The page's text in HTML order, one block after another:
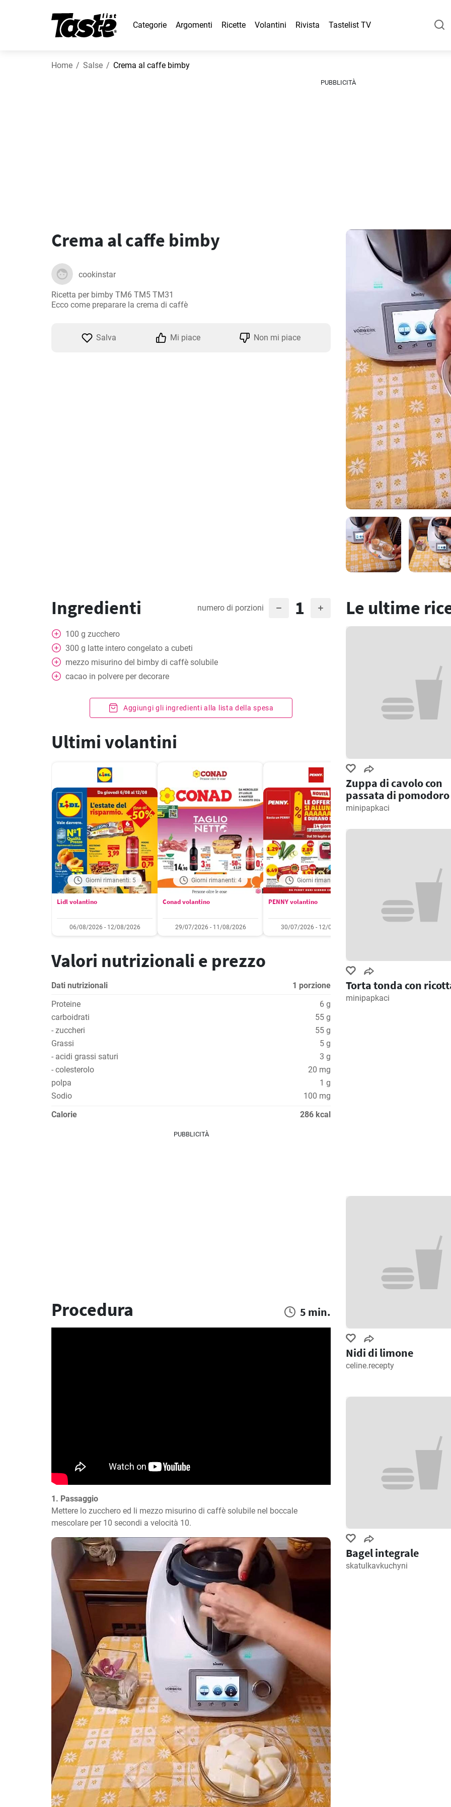
Categorie Argomenti Ricette Volantini Rivista Tastelist TV
Home Salse Crema al caffe bimby
PUBBLICITÀ
Crema al caffe bimby
cookinstar
Ricetta per bimby TM6 TM5 TM31
Ecco come preparare la crema di caffè
Salva Mi piace Non mi piace
Ingredienti numero di porzioni 1
100 g zucchero
300 g latte intero congelato a cubeti
mezzo misurino del bimby di caffè solubile
cacao in polvere per decorare
Aggiungi gli ingredienti alla lista della spesa
Ultimi volantini
Giorni rimanenti: 5
Lidl volantino
06/08/2026 - 12/08/2026
Giorni rimanenti: 4
Conad volantino
29/07/2026 - 11/08/2026
Giorni rimanenti: 5
PENNY volantino
30/07/2026 - 12/08/2026
Giorni rimanenti:
Aldi volantino
Valori nutrizionali e prezzo
Dati nutrizionali
1 porzione
Proteine
6 g
carboidrati
55 g
- zuccheri
55 g
Grassi
5 g
- acidi grassi saturi
3 g
- colesterolo
20 mg
polpa
1 g
Sodio
100 mg
Calorie
286 kcal
PUBBLICITÀ
Procedura 5 min.
1. Passaggio
Mettere lo zucchero ed li mezzo misurino di caffè solubile nel boccale
mescolare per 10 secondi a velocità 10.
Le ultime
Zuppa di cavolo con
passata di pomodoro
minipapkaci
Torta tonda con
minipapkaci
Nidi di limone
celine.recepty
Bagel integrale
skatulkavkuchyni